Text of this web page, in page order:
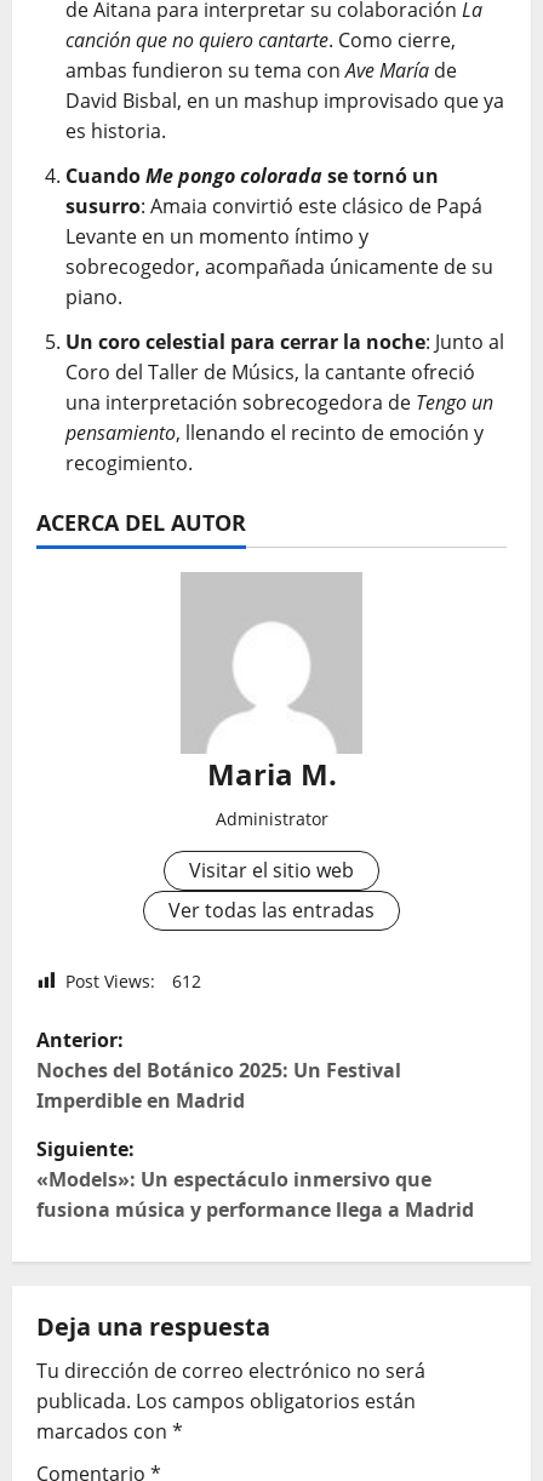
de Aitana para interpretar su colaboración La
canción que no quiero cantarte. Como cierre,
ambas fundieron su tema conAve María de
David Bisbal, en un mashup improvisado que ya
es historia.
CuandoMe pongo coloradase tornó un
susurro: Amaia convirtió este clásico de Papá
Levante en un momento íntimo y
sobrecogedor, acompañada únicamente de su
piano.
Un coro celestial para cerrar la noche: Junto al
Coro del Taller de Músics, la cantante ofreció
una interpretación sobrecogedora de Tengo un
pensamiento, llenando el recinto de emoción y
recogimiento.
ACERCA DEL AUTOR
Maria M.
Administrator
Visitar el sitio web
Ver todas las entradas
Post Views: 612
N
a
v
e
c
i
ó
Anterior:
Noches del Botánico 2025: Un Festival
Imperdible en Madrid
Siguiente:
«Models»: Un espectáculo inmersivo que
fusiona música y performance llega a Madrid
Deja una respuesta
Tu dirección de correo electrónico no será
publicada. Los campos obligatorios están
marcados con *
Comentario *